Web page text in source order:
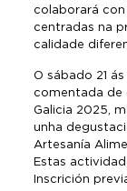
colaborará
centradas na
calidade
O sábado 21
comentada de
Galicia 2025,
unha
Artesanía
Estas
Inscrición